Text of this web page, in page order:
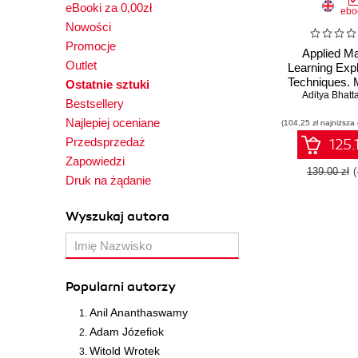
eBooki za 0,00zł
Nowości
Promocje
Outlet
Ostatnie sztuki
Bestsellery
Najlepiej oceniane
Przedsprzedaż
Zapowiedzi
Druk na żądanie
Wyszukaj autora
Popularni autorzy
Anil Ananthaswamy
Adam Józefiok
Witold Wrotek
Applied
Learning
Techniques.
models
LIME, SHAP,
Aditya
(104,25 zł
139.00 zł